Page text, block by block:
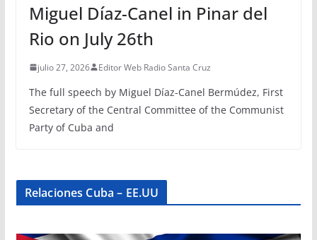
Miguel Díaz-Canel in Pinar del
Rio on July 26th
julio 27, 2026 Editor Web Radio Santa Cruz
The full speech by Miguel Díaz-Canel Bermúdez, First
Secretary of the Central Committee of the Communist
Party of Cuba and
Relaciones Cuba – EE.UU